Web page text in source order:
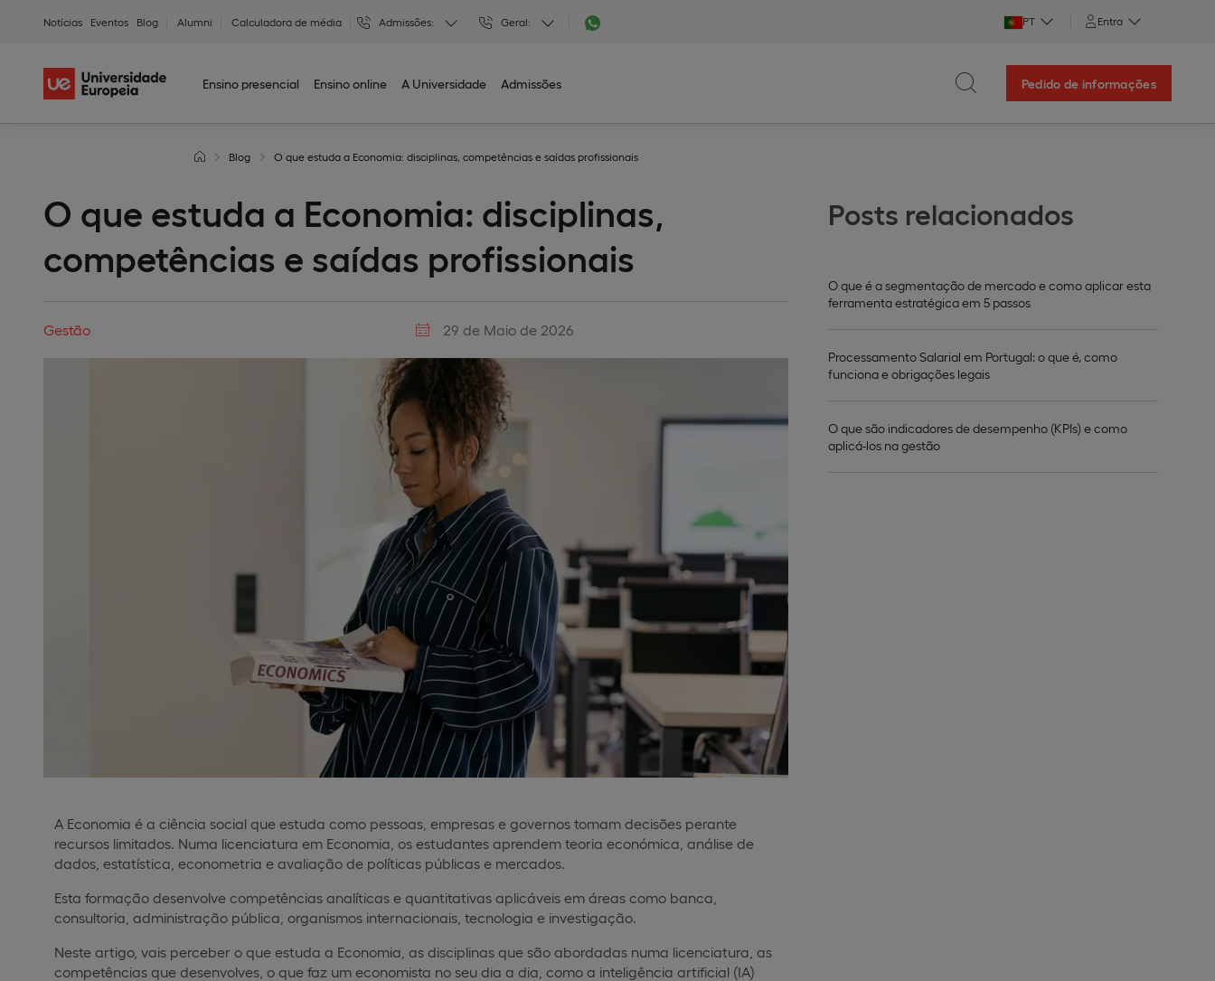
Notícias Eventos Blog Alumni Calculadora de média Admissões: Geral: PT Entra
Ensino presencial Ensino online A Universidade Admissões Pedido de informações
Posts relacionados
O que é a segmentação de mercado e como aplicar esta
ferramenta estratégica em 5 passos
Processamento Salarial em Portugal: o que é, como
funciona e obrigações legais
O que são indicadores de desempenho (KPIs) e como
aplicá-los na gestão
Blog O que estuda a Economia: disciplinas, competências e saídas profissionais
O que estuda a Economia: disciplinas,
competências e saídas profissionais
Gestão 29 de Maio de 2026
A Economia é a ciência social que estuda como pessoas, empresas e governos tomam decisões perante
recursos limitados. Numa licenciatura em Economia, os estudantes aprendem teoria económica, análise de
dados, estatística, econometria e avaliação de políticas públicas e mercados.
Esta formação desenvolve competências analíticas e quantitativas aplicáveis em áreas como banca,
consultoria, administração pública, organismos internacionais, tecnologia e investigação.
Neste artigo, vais perceber o que estuda a Economia, as disciplinas que são abordadas numa licenciatura, as
competências que desenvolves, o que faz um economista no seu dia a dia, como a inteligência artificial (IA)